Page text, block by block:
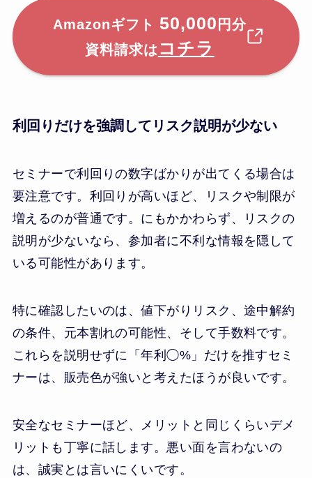
Amazonギフト 50,000 円分
資料請求は コチラ
利回りだけを強調してリスク説明が少ない
セミナーで利回りの数字ばかりが出てくる場合は
要注意です。利回りが高いほど、リスクや制限が
増えるのが普通です。にもかかわらず、リスクの
説明が少ないなら、参加者に不利な情報を隠して
いる可能性があります。
特に確認したいのは、値下がりリスク、途中解約
の条件、元本割れの可能性、そして手数料です。
これらを説明せずに「年利◯%」だけを推すセミ
ナーは、販売色が強いと考えたほうが良いです。
安全なセミナーほど、メリットと同じくらいデメ
リットも丁寧に話します。悪い面を言わないの
は、誠実とは言いにくいです。